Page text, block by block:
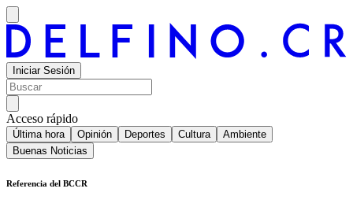
Iniciar Sesión
Acceso rápido
Última hora Opinión Deportes Cultura
Ambiente
Buenas Noticias
Referencia del BCCR